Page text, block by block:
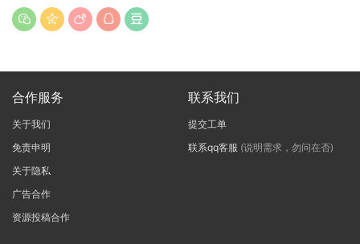
合作服务
关于我们
免责申明
关于隐私
广告合作
资源投稿合作
联系我们
提交工单
联系qq客服 (说明需求，勿问在否)